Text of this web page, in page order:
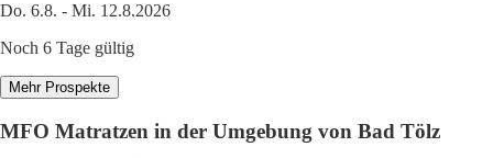
Do. 6.8. - Mi. 12.8.2026
Noch 6 Tage gültig
Mehr Prospekte
MFO Matratzen in der Umgebung von Bad Tölz